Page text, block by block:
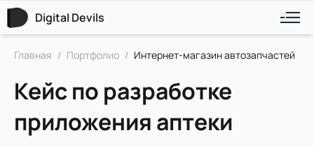
Digital Devils
Главная / Портфолио / Интернет-магазин автозапчастей
Кейс по разработке
приложения аптеки